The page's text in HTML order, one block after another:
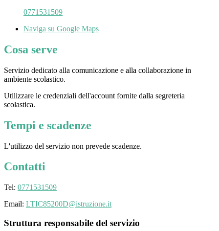
0771531509
Naviga su Google Maps
Cosa serve
Servizio dedicato alla comunicazione e alla collaborazione in
ambiente scolastico.
Utilizzare le credenziali dell'account fornite dalla segreteria
scolastica.
Tempi e scadenze
L'utilizzo del servizio non prevede scadenze.
Contatti
Tel: 0771531509
Email: LTIC85200D@istruzione.it
Struttura responsabile del servizio